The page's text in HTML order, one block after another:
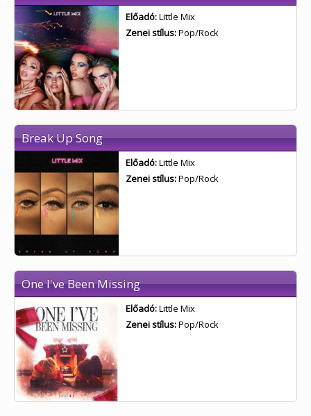
Előadó:Little Mix
Zenei stílus:Pop/Rock
Break Up Song
Előadó:Little Mix
Zenei stílus:Pop/Rock
One I've Been Missing
Előadó:Little Mix
Zenei stílus:Pop/Rock